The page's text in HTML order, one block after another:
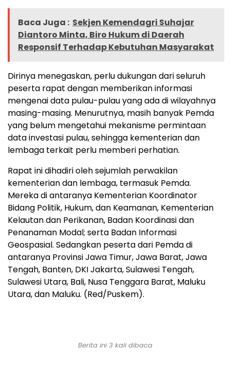
Baca Juga : Sekjen Kemendagri Suhajar
Diantoro Minta, Biro Hukum di Daerah
Responsif Terhadap Kebutuhan Masyarakat
Dirinya menegaskan, perlu dukungan dari seluruh
peserta rapat dengan memberikan informasi
mengenai data pulau-pulau yang ada di wilayahnya
masing-masing. Menurutnya, masih banyak Pemda
yang belum mengetahui mekanisme permintaan
data investasi pulau, sehingga kementerian dan
lembaga terkait perlu memberi perhatian.
Rapat ini dihadiri oleh sejumlah perwakilan
kementerian dan lembaga, termasuk Pemda.
Mereka di antaranya Kementerian Koordinator
Bidang Politik, Hukum, dan Keamanan, Kementerian
Kelautan dan Perikanan, Badan Koordinasi dan
Penanaman Modal; serta Badan Informasi
Geospasial. Sedangkan peserta dari Pemda di
antaranya Provinsi Jawa Timur, Jawa Barat, Jawa
Tengah, Banten, DKI Jakarta, Sulawesi Tengah,
Sulawesi Utara, Bali, Nusa Tenggara Barat, Maluku
Utara, dan Maluku. (Red/Puskem).
Berita ini 3 kali dibaca